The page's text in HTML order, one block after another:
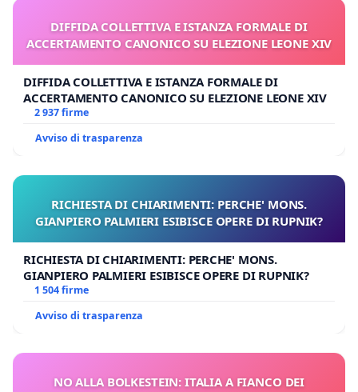
DIFFIDA COLLETTIVA E ISTANZA FORMALE DI
ACCERTAMENTO CANONICO SU ELEZIONE LEONE XIV
DIFFIDA COLLETTIVA E ISTANZA FORMALE DI
ACCERTAMENTO CANONICO SU ELEZIONE LEONE XIV
2 937 firme
Avviso di trasparenza
RICHIESTA DI CHIARIMENTI: PERCHE' MONS.
GIANPIERO PALMIERI ESIBISCE OPERE DI RUPNIK?
RICHIESTA DI CHIARIMENTI: PERCHE' MONS.
GIANPIERO PALMIERI ESIBISCE OPERE DI RUPNIK?
1 504 firme
Avviso di trasparenza
NO ALLA BOLKESTEIN: ITALIA A FIANCO DEI